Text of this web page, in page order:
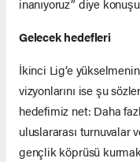
Gelecek hedefleri
İkinci Lig’e
vizyonlarını ise şu
hedefimiz net: Daha
uluslararası turnuvalar
gençlik köprüsü